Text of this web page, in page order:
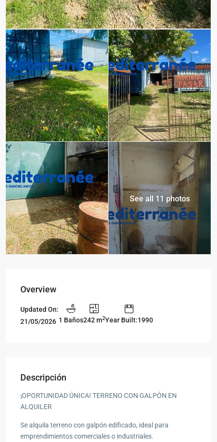
See all 11 photos
Overview
Updated On:
21/05/2026 1 Baños242 m2Year Built:1990
Descripción
¡OPORTUNIDAD ÚNICA! TERRENO CON GALPÓN EN
ALQUILER
Se alquila terreno con galpón edificado, ideal para
emprendimientos comerciales o industriales.